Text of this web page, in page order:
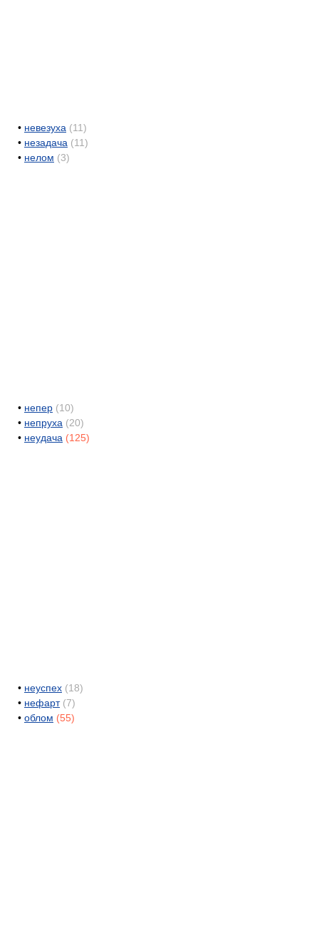
• невезуха (11)
• незадача (11)
• нелом (3)
• непер (10)
• непруха (20)
• неудача (125)
• неуспех (18)
• нефарт (7)
• облом (55)